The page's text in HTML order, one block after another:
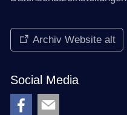
Archiv Website alt
Social Media